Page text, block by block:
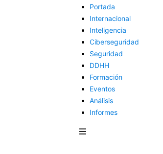
Portada
Internacional
Inteligencia
Ciberseguridad
Seguridad
DDHH
Formación
Eventos
Análisis
Informes